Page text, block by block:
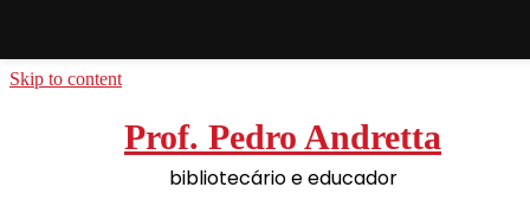
Skip to content
Prof. Pedro Andretta
bibliotecário e educador